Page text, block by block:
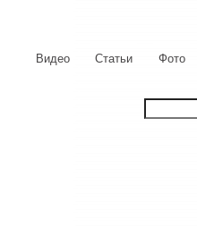
Видео Статьи Фото